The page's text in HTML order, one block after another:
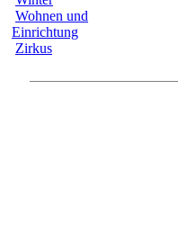
Wohnen und
Einrichtung
Zirkus